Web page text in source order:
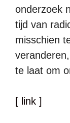
onderzoek
tijd van
misschien
te laat om
[ link ]